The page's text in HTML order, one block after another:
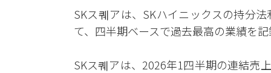
SKス퀘アは、SKハイニックスの持分
て、四半期ベースで過去最高の業績を
SKス퀘アは、2026年1四半期の連結売